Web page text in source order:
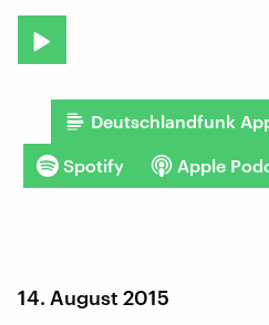
Deutschlandfunk
Spotify Apple
14. August 2015